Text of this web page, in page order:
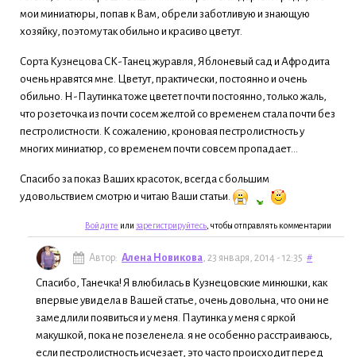
мои миниатюры, попав к Вам, обрели заботливую и знающую
хозяйку, поэтому так обильно и красиво цветут.
Сорта Кузнецова СК-Танец журавля, Яблоневый сад и Афродита
очень нравятся мне. Цветут, практически, постоянно и очень
обильно. Н-Паутинка тоже цветет почти постоянно, только жаль,
что розеточка из почти сосем желтой со временем стала почти без
пестролистности. К сожалению, кроновая пестролистность у
многих миниатюр, со временем почти совсем пропадает...
Спасибо за показ Ваших красоток, всегда с большим
удовольствием смотрю и читаю Ваши статьи.
Войдите или зарегистрируйтесь , чтобы отправлять комментарии
Автор: Алена Новикова , 23 января, 2014 - 12:35 #
Спасибо, Танечка! Я влюбилась в Кузнецовские минюшки, как
впервые увидела в Вашей статье, очень довольна, что они не
замедлили появиться и у меня. Паутинка у меня с яркой
макушкой, пока не позеленела. я не особенно расстраиваюсь,
если пестролистность исчезает, это часто происходит перед